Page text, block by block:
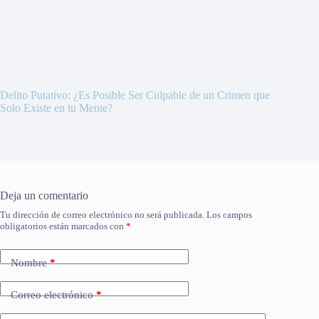
Delito Putativo: ¿Es Posible Ser Culpable de un Crimen que
Solo Existe en tu Mente?
Deja un comentario
Tu dirección de correo electrónico no será publicada. Los campos
obligatorios están marcados con *
Nombre*
Correo electrónico*